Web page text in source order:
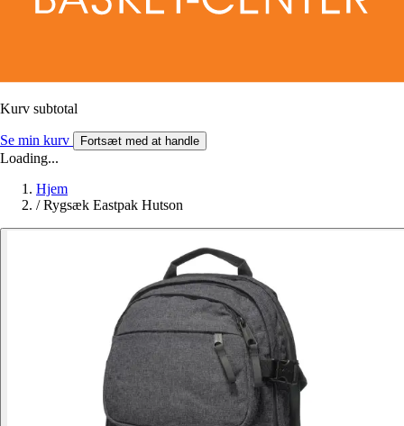
Kurv subtotal
Se min kurv Fortsæt med at handle
Loading...
Hjem
/ Rygsæk Eastpak Hutson